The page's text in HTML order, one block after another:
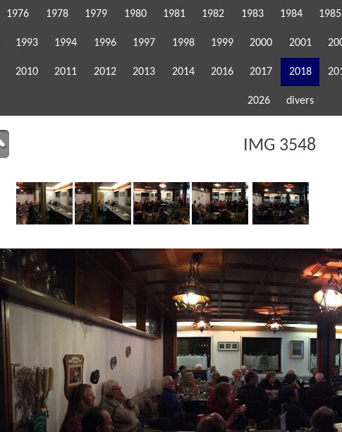
1976 1978 1979 1980 1981 1982 1983 1984 1985
1993 1994 1996 1997 1998 1999 2000 2001
2010 2011 2012 2013 2014 2016 2017 2018
2026 divers
IMG 3548